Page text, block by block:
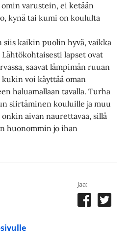
omin varustein, ei ketään
kynä tai kumi on koululta
siis kaikin puolin hyvä, vaikka
lapset ovat
saavat lämpimän ruuan
voi käyttää oman
haluamallaan tavalla. Turha
siirtäminen kouluille ja muu
aivan naurettavaa, sillä
huonommin jo ihan
Jaa: